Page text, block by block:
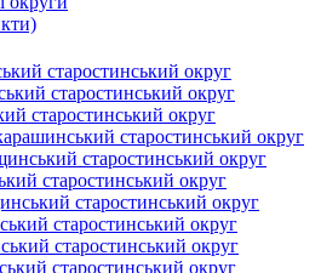
старостинський округ
старостинський округ
старостинський округ
старостинський округ
старостинський округ
старостинський округ
старостинський округ
старостинський округ
старостинський округ
старостинський округ